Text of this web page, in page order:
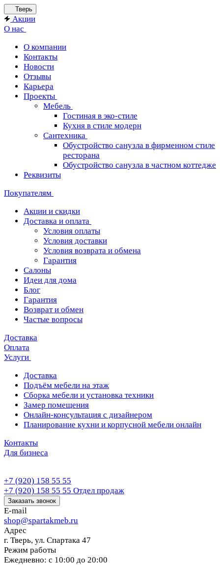
Тверь
Акции
О нас
О компании
Контакты
Новости
Отзывы
Карьера
Проекты
Мебель
Гостиная в эко-стиле
Кухня в стиле модерн
Сантехника
Обустройство санузла в фирменном стиле
ресторана
Обустройство санузла в частном коттедже
Реквизиты
Покупателям
Акции и скидки
Доставка и оплата
Условия оплаты
Условия доставки
Условия возврата и обмена
Гарантия
Салоны
Идеи для дома
Блог
Гарантия
Возврат и обмен
Частые вопросы
Доставка
Оплата
Услуги
Доставка
Подъём мебели на этаж
Сборка мебели и установка техники
Замер помещения
Онлайн-консультация с дизайнером
Планирование кухни и корпусной мебели онлайн
Контакты
Для бизнеса
+7 (920) 158 55 55
+7 (920) 158 55 55 Отдел продаж
Заказать звонок
E-mail
shop@spartakmeb.ru
Адрес
г. Тверь, ул. Спартака 47
Режим работы
Ежедневно: с 10:00 до 20:00